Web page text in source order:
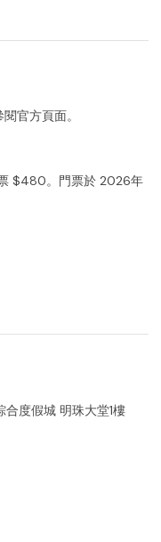
官方頁面。
$480。門票於 2026年
度假城 明珠大堂1樓